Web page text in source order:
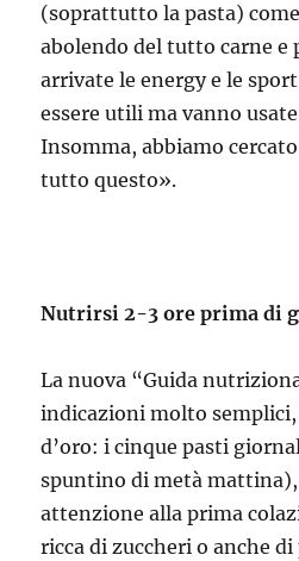
(soprattutto la pasta)
abolendo del tutto carne e
arrivate le energy e le
essere utili ma vanno
Insomma, abbiamo
tutto questo».
Nutrirsi 2-3 ore prima di
La nuova “Guida
indicazioni molto
d’oro: i cinque pasti
spuntino di metà
attenzione alla prima
ricca di zuccheri o anche